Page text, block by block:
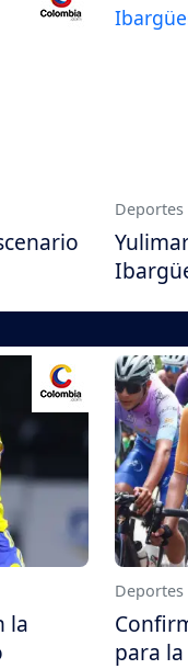
Deportes
la
Deportes
para